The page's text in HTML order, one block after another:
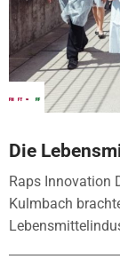
Die
Raps Innovation
Kulmbach